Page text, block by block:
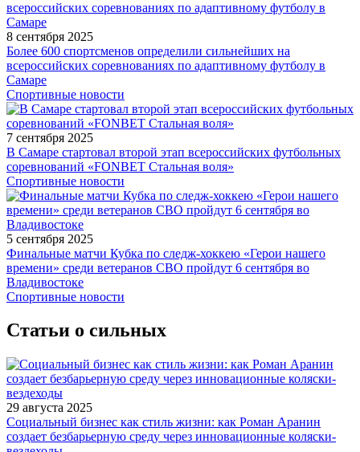
8 сентября 2025
Более 600 спортсменов определили сильнейших на
всероссийских соревнованиях по адаптивному футболу в
Самаре
Спортивные новости
7 сентября 2025
В Самаре стартовал второй этап всероссийских футбольных
соревнований «FONBET Стальная воля»
Спортивные новости
5 сентября 2025
Финальные матчи Кубка по следж-хоккею «Герои нашего
времени» среди ветеранов СВО пройдут 6 сентября во
Владивостоке
Спортивные новости
Статьи о сильных
29 августа 2025
Социальный бизнес как стиль жизни: как Роман Аранин
создает безбарьерную среду через инновационные коляски-